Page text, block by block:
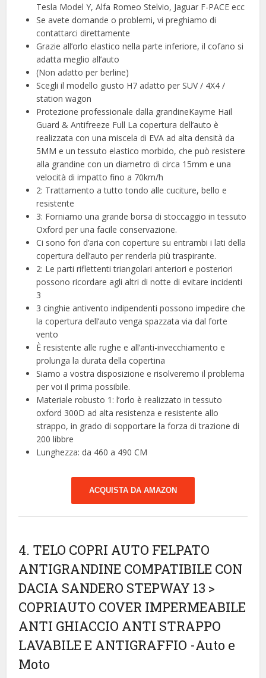
Tesla Model Y, Alfa Romeo Stelvio, Jaguar F-PACE ecc
Se avete domande o problemi, vi preghiamo di
contattarci direttamente
Grazie all’orlo elastico nella parte inferiore, il cofano si
adatta meglio all’auto
(Non adatto per berline)
Scegli il modello giusto H7 adatto per SUV / 4X4 /
station wagon
Protezione professionale dalla grandineKayme Hail
Guard & Antifreeze Full La copertura dell’auto è
realizzata con una miscela di EVA ad alta densità da
5MM e un tessuto elastico morbido, che può resistere
alla grandine con un diametro di circa 15mm e una
velocità di impatto fino a 70km/h
2: Trattamento a tutto tondo alle cuciture, bello e
resistente
3: Forniamo una grande borsa di stoccaggio in tessuto
Oxford per una facile conservazione.
Ci sono fori d’aria con coperture su entrambi i lati della
copertura dell’auto per renderla più traspirante.
2: Le parti riflettenti triangolari anteriori e posteriori
possono ricordare agli altri di notte di evitare incidenti
3
3 cinghie antivento indipendenti possono impedire che
la copertura dell’auto venga spazzata via dal forte
vento
È resistente alle rughe e all’anti-invecchiamento e
prolunga la durata della copertina
Siamo a vostra disposizione e risolveremo il problema
per voi il prima possibile.
Materiale robusto 1: l’orlo è realizzato in tessuto
oxford 300D ad alta resistenza e resistente allo
strappo, in grado di sopportare la forza di trazione di
200 libbre
Lunghezza: da 460 a 490 CM
ACQUISTA DA AMAZON
4. TELO COPRI AUTO FELPATO
ANTIGRANDINE COMPATIBILE CON
DACIA SANDERO STEPWAY 13 >
COPRIAUTO COVER IMPERMEABILE
ANTI GHIACCIO ANTI STRAPPO
LAVABILE E ANTIGRAFFIO -Auto e
Moto